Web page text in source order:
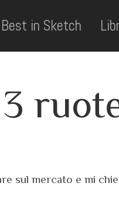
Best in Sketch
sul mercato e mi